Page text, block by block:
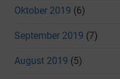
Oktober 2019 (6)
September 2019 (7)
August 2019 (5)